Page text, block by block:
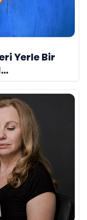
Yerle Bir